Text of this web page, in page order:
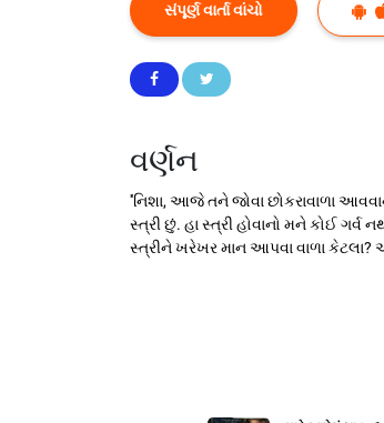
સંપૂર્ણ વાર્તા વાંચો
વર્ણન
''નિશા, આજે તને જોવા છોકરાવાળા
સ્ત્રી છું. હા સ્ત્રી હોવાનો મને કોઈ
સ્ત્રીને ખરેખર માન આપવા વાળા